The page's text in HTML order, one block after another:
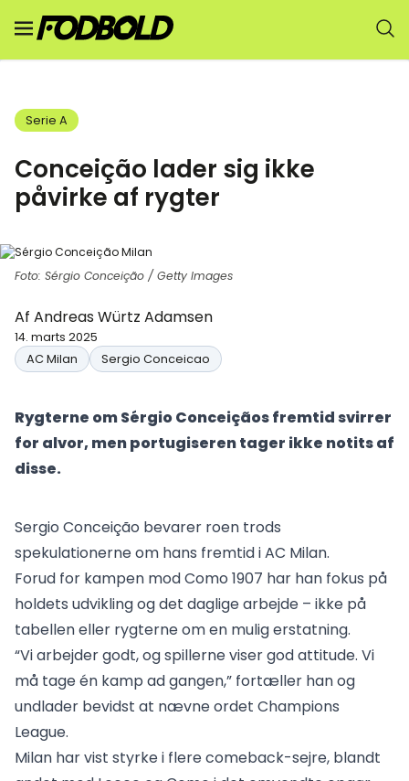
Serie A
Conceição lader sig ikke
påvirke af rygter
Foto: Sérgio Conceição / Getty Images
Af Andreas Würtz Adamsen
14. marts 2025
AC Milan
Sergio Conceicao
Rygterne om Sérgio Conceiçãos fremtid svirrer
for alvor, men portugiseren tager ikke notits af
disse.
Sergio Conceição bevarer roen trods
spekulationerne om hans fremtid i AC Milan.
Forud for kampen mod Como 1907 har han fokus på
holdets udvikling og det daglige arbejde – ikke på
tabellen eller rygterne om en mulig erstatning.
“Vi arbejder godt, og spillerne viser god attitude. Vi
må tage én kamp ad gangen,” fortæller han og
undlader bevidst at nævne ordet Champions
League.
Milan har vist styrke i flere comeback-sejre, blandt